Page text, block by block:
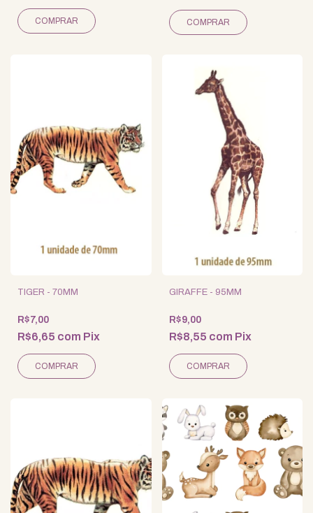
TIGER - 70MM
R$7,00
R$6,65 com Pix
GIRAFFE - 95MM
R$9,00
R$8,55 com Pix